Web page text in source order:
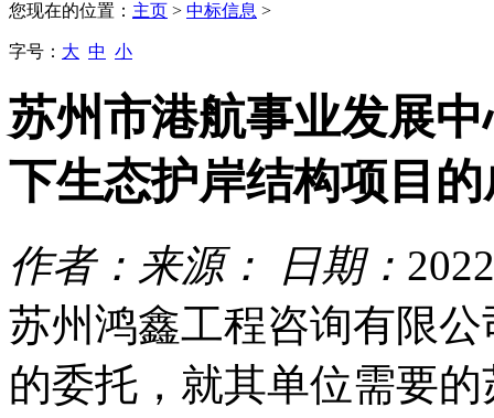
您现在的位置： 主页 > 中标信息 >
字号： 大 中 小
苏州市港航事业发展
下生态护岸结构项目
作者： 来源： 日期：
苏州鸿鑫工程咨询有限
的委托，就其单位需要